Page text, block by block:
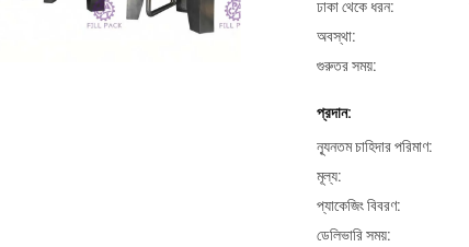
ঢাকা থেকে ধরন:
অবস্থা:
গুরুতর সময়:
প্রদান:
ন্যূনতম চাহিদার পরিমাণ:
মূল্য:
প্যাকেজিং বিবরণ:
ডেলিভারি সময়: